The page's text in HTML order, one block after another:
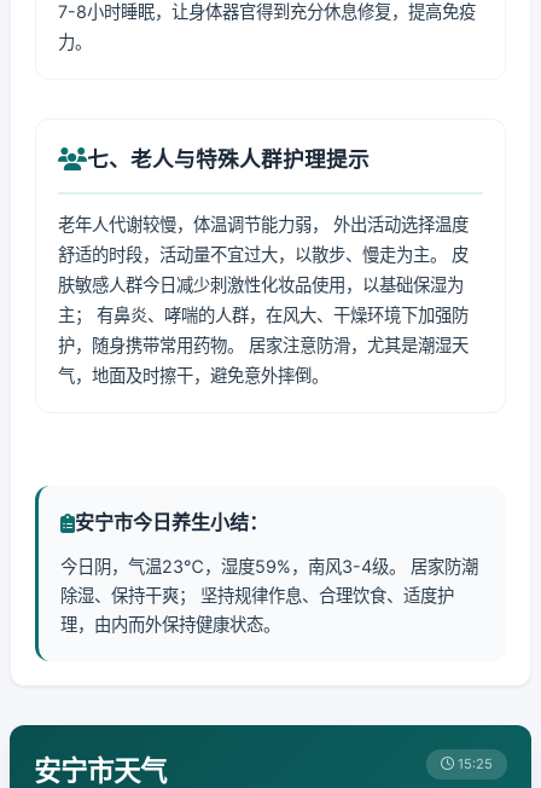
7-8小时睡眠，让身体器官得到充分休息修复，提高免疫
力。
七、老人与特殊人群护理提示
老年人代谢较慢，体温调节能力弱， 外出活动选择温度
舒适的时段，活动量不宜过大，以散步、慢走为主。 皮
肤敏感人群今日减少刺激性化妆品使用，以基础保湿为
主； 有鼻炎、哮喘的人群，在风大、干燥环境下加强防
护，随身携带常用药物。 居家注意防滑，尤其是潮湿天
气，地面及时擦干，避免意外摔倒。
安宁市今日养生小结：
今日阴，气温23℃，湿度59%，南风3-4级。 居家防潮
除湿、保持干爽； 坚持规律作息、合理饮食、适度护
理，由内而外保持健康状态。
安宁市天气 15:25